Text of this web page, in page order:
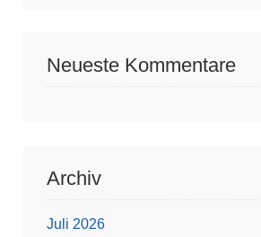
Neueste Kommentare
Archiv
Juli 2026